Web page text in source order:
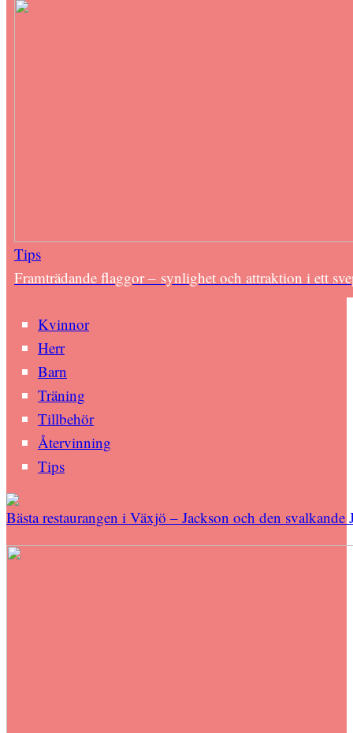
Tips
Framträdande flaggor – synlighet och attraktion i ett
Kvinnor
Herr
Barn
Träning
Tillbehör
Återvinning
Tips
Bästa restaurangen i Växjö – Jackson och den svalkande